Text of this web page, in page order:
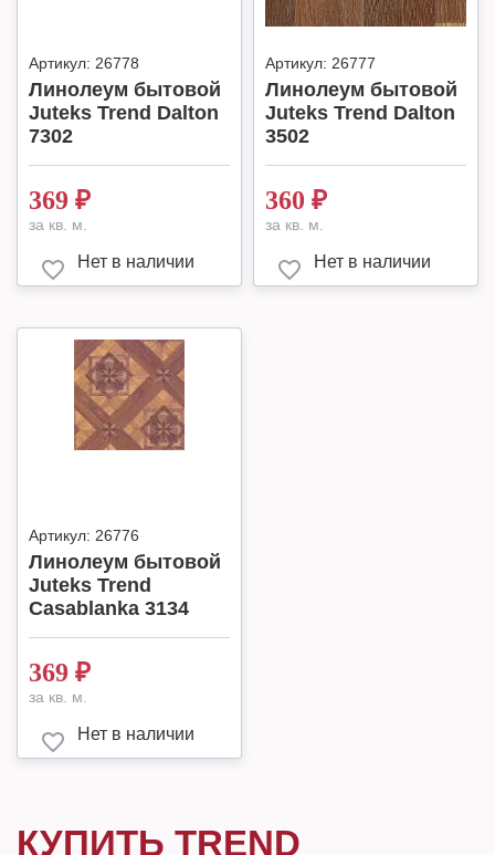
Артикул: 26778
Линолеум бытовой
Juteks Trend Dalton
7302
369 ₽
за кв. м.
Нет в наличии
Артикул: 26777
Линолеум бытовой
Juteks Trend Dalton
3502
360 ₽
за кв. м.
Нет в наличии
Артикул: 26776
Линолеум бытовой
Juteks Trend
Casablanka 3134
369 ₽
за кв. м.
Нет в наличии
КУПИТЬ TREND